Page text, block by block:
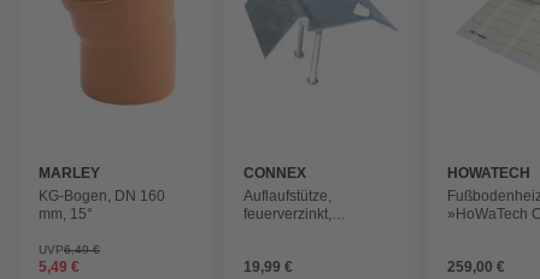
MARLEY
KG-Bogen, DN 160
mm, 15°
UVP6,49 €
5,49 €
CONNEX
Auflaufstütze,
feuerverzinkt,
19,99 €
HOWATECH
»HoWaTech
259,00 €